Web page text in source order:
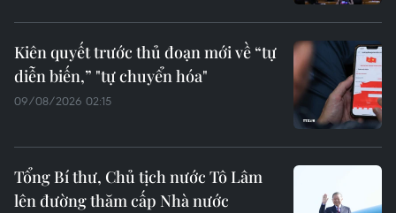
Kiên quyết trước thủ đoạn mới về “tự
diễn biến,” "tự chuyển hóa"
09/08/2026 02:15
Tổng Bí thư, Chủ tịch nước Tô Lâm
lên đường thăm cấp Nhà nước